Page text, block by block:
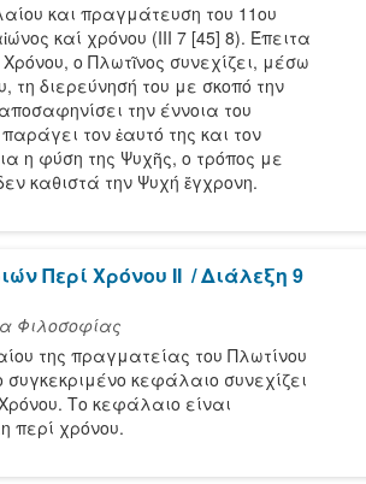
και πραγμάτευση του 11ου
καί χρόνου (ΙΙΙ 7 [45] 8). Έπειτα
ο Πλωτῖνος συνεχίζει, μέσω
τη διερεύνησή του με σκοπό την
την έννοια του
τον ἑαυτό της και τον
η φύση της Ψυχῆς, ο τρόπος με
καθιστά την Ψυχή ἔγχρονη.
Περί Χρόνου ΙΙ / Διάλεξη 9
Φιλοσοφίας
της πραγματείας του Πλωτίνου
συγκεκριμένο κεφάλαιο συνεχίζει
Το κεφάλαιο είναι
περί χρόνου.